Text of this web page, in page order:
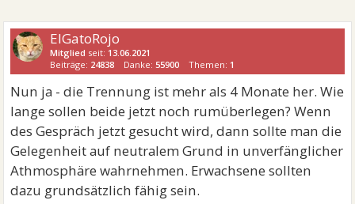
ElGatoRojo
Mitglied seit: 13.06.2021
Beiträge: 24838 Danke:55900 Themen: 1
Nun ja - die Trennung ist mehr als 4 Monate her. Wie
lange sollen beide jetzt noch rumüberlegen? Wenn
des Gespräch jetzt gesucht wird, dann sollte man die
Gelegenheit auf neutralem Grund in unverfänglicher
Athmosphäre wahrnehmen. Erwachsene sollten
dazu grundsätzlich fähig sein.